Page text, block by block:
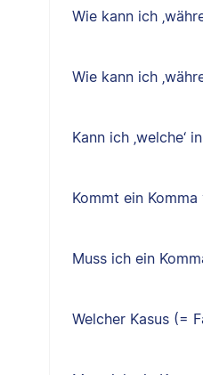
Wie kann ich
Wie kann ich
Kann ich ‚welche‘
Kommt ein Komma
Muss ich ein
Welcher Kasus (=